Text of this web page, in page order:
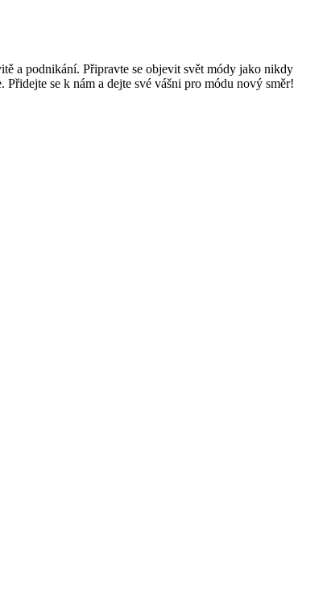
a podnikání. Připravte se objevit svět módy jako nikdy
se k nám a dejte své vášni pro módu nový směr!